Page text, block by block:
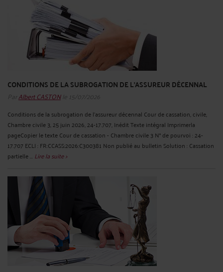
CONDITIONS DE LA SUBROGATION DE L'ASSUREUR DÉCENNAL
ParAlbert CASTONle 15/07/2026
Conditions de la subrogation de l'assureur décennal Cour de cassation, civile,
Chambre civile 3, 25 juin 2026, 24-17.707, Inédit Texte intégral Imprimerla
pageCopier le texte Cour de cassation - Chambre civile 3 N° de pourvoi : 24-
17.707 ECLI : FR:CCASS:2026:C300381 Non publié au bulletin Solution : Cassation
partielle ... Lire la suite >